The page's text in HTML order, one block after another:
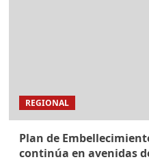
REGIONAL
Plan de
continúa en avenidas